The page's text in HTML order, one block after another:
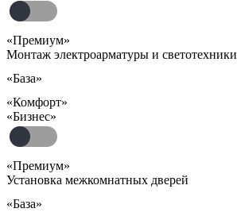
«Премиум»
Монтаж электроарматуры и светотехники
«База»
«Комфорт»
«Бизнес»
«Премиум»
Установка межкомнатных дверей
«База»